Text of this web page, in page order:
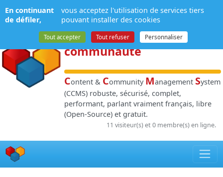
NPDS:Gestion de
contenuet de
communauté
Content & Community Management System
(CCMS) robuste, sécurisé, complet,
performant, parlant vraiment français, libre
(Open-Source) et gratuit.
11 visiteur(s) et 0 membre(s) en ligne.
Panneau de gestion des cookies
En continuant
de défiler,
vous acceptez l'utilisation de services tiers
pouvant installer des cookies
Tout accepter Tout refuser Personnaliser